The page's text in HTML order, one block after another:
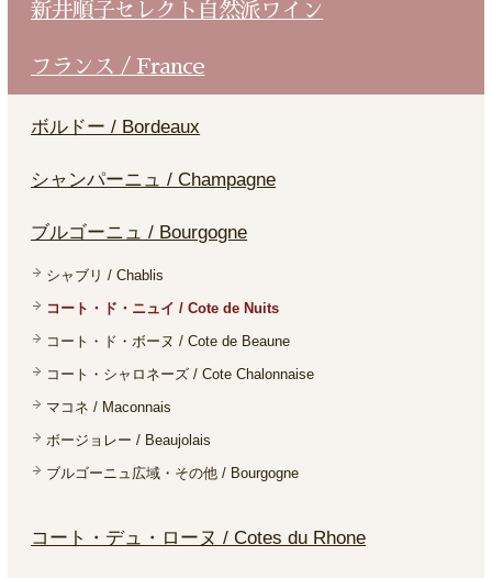
新井順子セレクト自然派ワイン
フランス / France
ボルドー / Bordeaux
シャンパーニュ / Champagne
ブルゴーニュ / Bourgogne
シャブリ / Chablis
コート・ド・ニュイ / Cote de Nuits
コート・ド・ボーヌ / Cote de Beaune
コート・シャロネーズ / Cote Chalonnaise
マコネ / Maconnais
ボージョレー / Beaujolais
ブルゴーニュ広域・その他 / Bourgogne
コート・デュ・ローヌ / Cotes du Rhone